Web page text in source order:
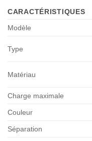
CARACTÉRISTIQUES
Modèle
Type
Matériau
Charge maximale
Couleur
Séparation